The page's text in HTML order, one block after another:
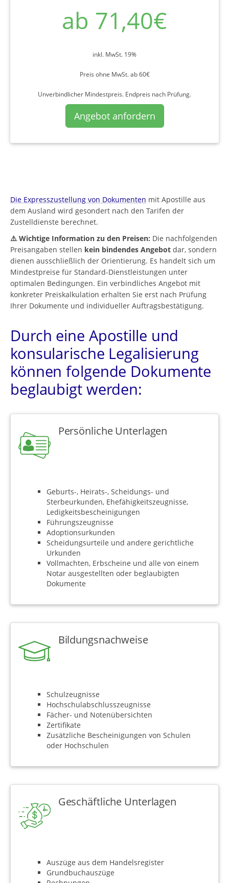
ab 71,40€
inkl. MwSt. 19%
Preis ohne MwSt. ab 60€
Unverbindlicher Mindestpreis. Endpreis nach Prüfung.
Angebot anfordern
Die Expresszustellung von Dokumenten mit Apostille aus
dem Ausland wird gesondert nach den Tarifen der
Zustelldienste berechnet.
⚠️ Wichtige Information zu den Preisen: Die nachfolgenden
Preisangaben stellen kein bindendes Angebot dar, sondern
dienen ausschließlich der Orientierung. Es handelt sich um
Mindestpreise für Standard-Dienstleistungen unter
optimalen Bedingungen. Ein verbindliches Angebot mit
konkreter Preiskalkulation erhalten Sie erst nach Prüfung
Ihrer Dokumente und individueller Auftragsbestätigung.
Durch eine Apostille und
konsularische Legalisierung
können folgende Dokumente
beglaubigt werden:
Persönliche Unterlagen
Geburts-, Heirats-, Scheidungs- und
Sterbeurkunden, Ehefähigkeitszeugnisse,
Ledigkeitsbescheinigungen
Führungszeugnisse
Adoptionsurkunden
Scheidungsurteile und andere gerichtliche
Urkunden
Vollmachten, Erbscheine und alle von einem
Notar ausgestellten oder beglaubigten
Dokumente
Bildungsnachweise
Schulzeugnisse
Hochschulabschlusszeugnisse
Fächer- und Notenübersichten
Zertifikate
Zusätzliche Bescheinigungen von Schulen
oder Hochschulen
Geschäftliche Unterlagen
Auszüge aus dem Handelsregister
Grundbuchauszüge